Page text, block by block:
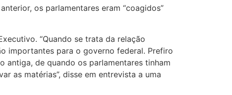
os parlamentares eram “coagidos”
“Quando se trata da relação
importantes para o governo federal. Prefiro
antiga, de quando os parlamentares tinham
as matérias”, disse em entrevista a uma